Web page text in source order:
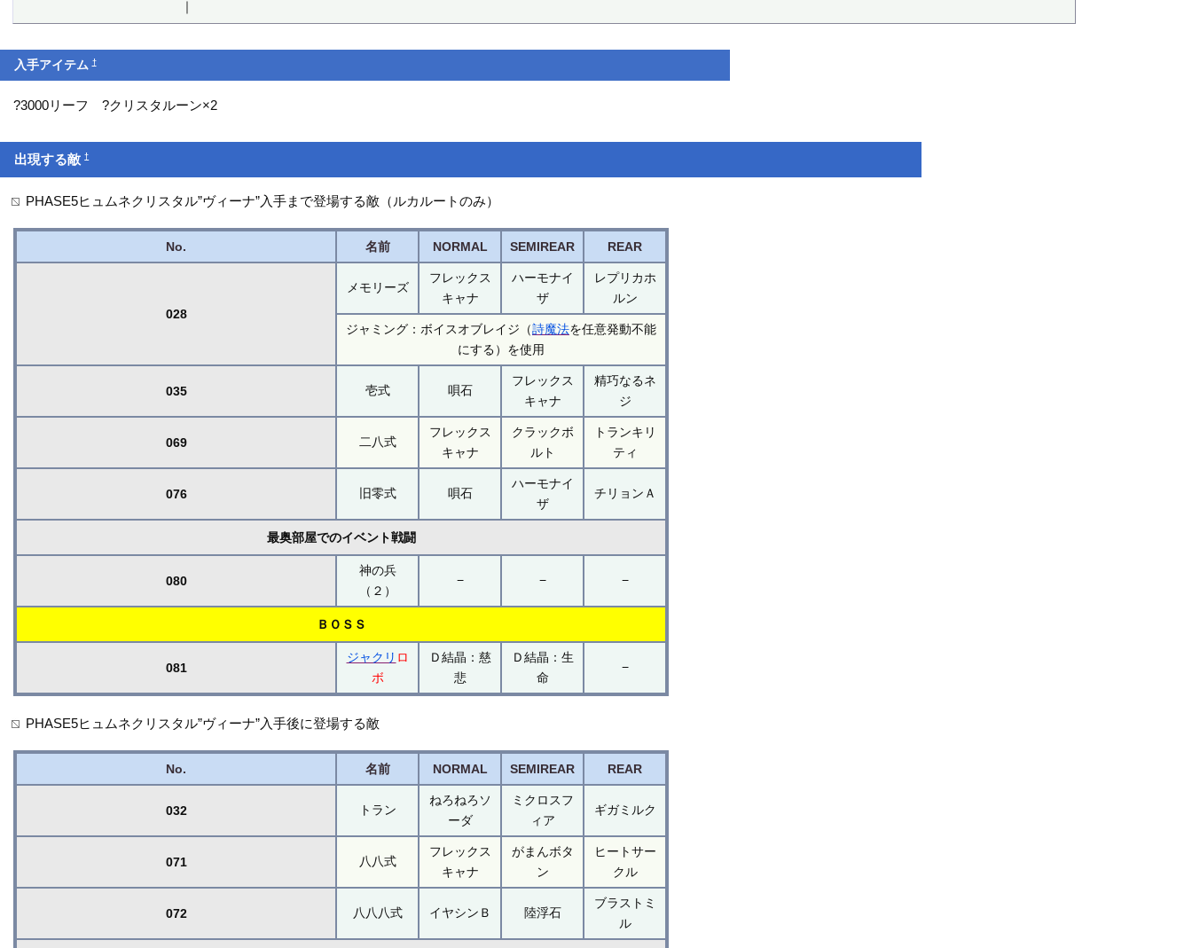
入手アイテム†
?3000リーフ ?クリスタルーン×2
出現する敵†
PHASE5ヒュムネクリスタル”ヴィーナ”入手まで登場する敵（ルカルートのみ）
No. 名前 NORMAL SEMIREAR REAR
028
メモリーズ
フレックス
キャナ
ハーモナイ
ザ
レプリカホ
ルン
ジャミング：ボイスオブレイジ（詩魔法を任意発動不能
にする）を使用
035 壱式 唄石
フレックス
キャナ
精巧なるネ
ジ
069 二八式
フレックス
キャナ
クラックボ
ルト
トランキリ
ティ
076 旧零式 唄石
ハーモナイ
ザ
チリョンＡ
最奥部屋でのイベント戦闘
080
神の兵
（２）
− − −
ＢＯＳＳ
081
ジャクリ ロ
ボ
Ｄ結晶：慈
悲
Ｄ結晶：生
命
−
PHASE5ヒュムネクリスタル”ヴィーナ”入手後に登場する敵
No. 名前 NORMAL SEMIREAR REAR
032 トラン
ねろねろソ
ーダ
ミクロスフ
ィア
ギガミルク
071 八八式
フレックス
キャナ
がまんボタ
ン
ヒートサー
クル
072 八八八式 イヤシンＢ 陸浮石
ブラストミ
ル